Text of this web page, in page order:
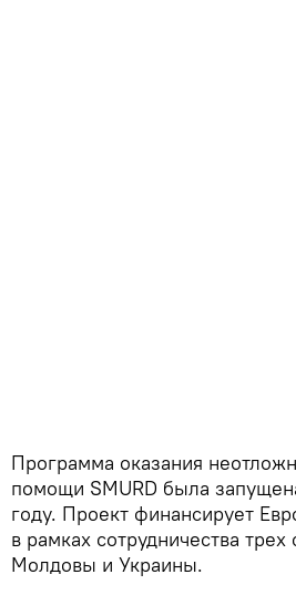
Программа оказания
помощи SMURD была
году. Проект финансирует
в рамках сотрудничества
Молдовы и Украины.